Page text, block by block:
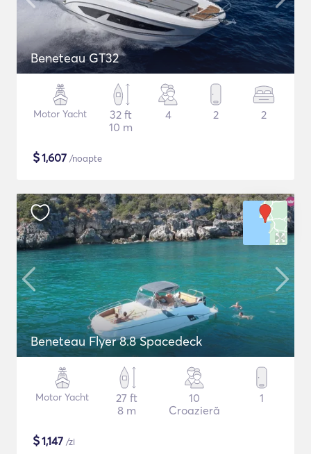
Beneteau GT32
Motor Yacht
32 ft
10 m
4 2 2
$1,607 /noapte
Beneteau Flyer 8.8 Spacedeck
Motor Yacht
27 ft
8 m
10
Croazieră
1
$1,147 /zi